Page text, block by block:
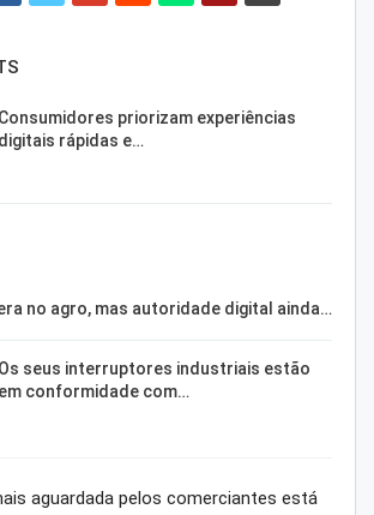
Consumidores priorizam experiências
digitais rápidas e…
no agro, mas autoridade digital ainda…
Os seus interruptores industriais estão
em conformidade com…
aguardada pelos comerciantes está